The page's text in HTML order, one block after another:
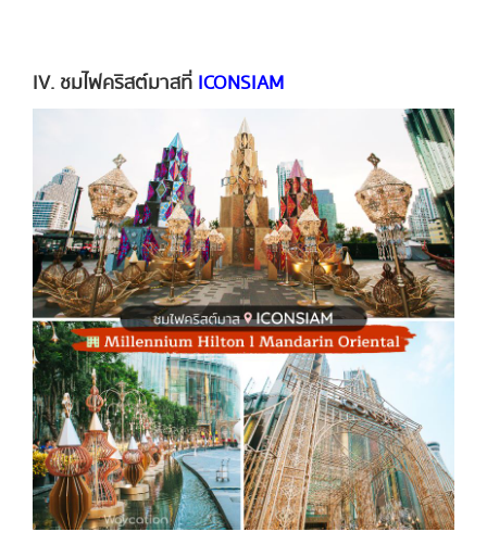
IV. ชมไฟคริสต์มาสที่ ICONSIAM